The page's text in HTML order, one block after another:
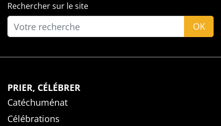
Rechercher sur le site
OK
PRIER, CÉLÉBRER
Catéchuménat
Célébrations